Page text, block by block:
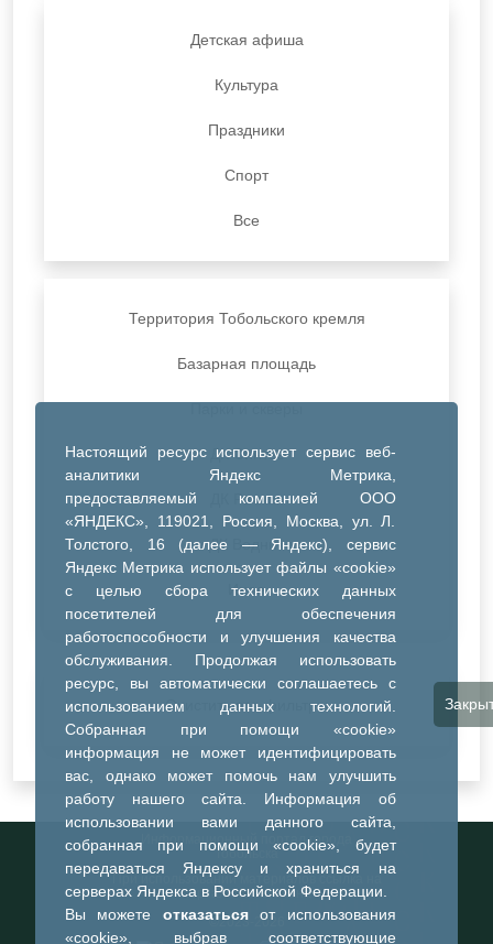
Настоящий ресурс использует сервис веб-
аналитики Яндекс Метрика,
предоставляемый компанией ООО
«ЯНДЕКС», 119021, Россия, Москва, ул. Л.
Толстого, 16 (далее — Яндекс), сервис
Яндекс Метрика использует файлы «cookie»
с целью сбора технических данных
посетителей для обеспечения
работоспособности и улучшения качества
обслуживания. Продолжая использовать
ресурс, вы автоматически соглашаетесь с
использованием данных технологий.
Собранная при помощи «cookie»
информация не может идентифицировать
вас, однако может помочь нам улучшить
работу нашего сайта. Информация об
использовании вами данного сайта,
собранная при помощи «cookie», будет
передаваться Яндексу и храниться на
серверах Яндекса в Российской Федерации.
Вы можете отказатьсяот использования
«cookie», выбрав соответствующие
Детская афиша
Культура
Праздники
Спорт
Все
Территория Тобольского кремля
Базарная площадь
ДК Синтез
ДК Речник
ДК Водник
Иное
Очистить все фильтры
Информационный портал города
Тобольска
При использовании материалов ссылка на
портал обязательна
©2023-2026